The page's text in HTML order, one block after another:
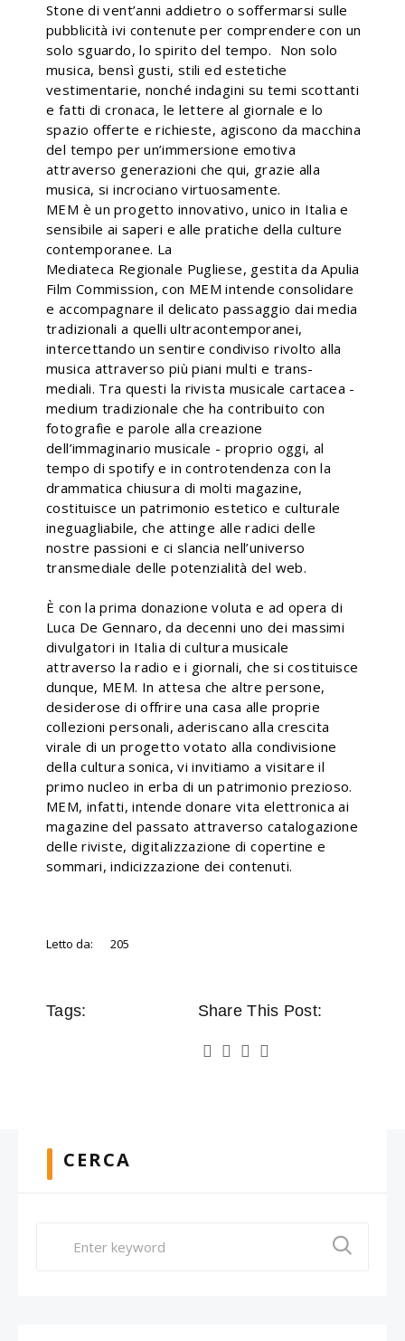
Stone di vent’anni addietro o soffermarsi sulle
pubblicità ivi contenute per comprendere con un
solo sguardo, lo spirito del tempo. Non solo
musica, bensì gusti, stili ed estetiche
vestimentarie, nonché indagini su temi scottanti
e fatti di cronaca, le lettere al giornale e lo
spazio offerte e richieste, agiscono da macchina
del tempo per un’immersione emotiva
attraverso generazioni che qui, grazie alla
musica, si incrociano virtuosamente.
MEM è un progetto innovativo, unico in Italia e
sensibile ai saperi e alle pratiche della culture
contemporanee. La
Mediateca Regionale Pugliese, gestita da Apulia
Film Commission, con MEM intende consolidare
e accompagnare il delicato passaggio dai media
tradizionali a quelli ultracontemporanei,
intercettando un sentire condiviso rivolto alla
musica attraverso più piani multi e trans-
mediali. Tra questi la rivista musicale cartacea -
medium tradizionale che ha contribuito con
fotografie e parole alla creazione
dell’immaginario musicale - proprio oggi, al
tempo di spotify e in controtendenza con la
drammatica chiusura di molti magazine,
costituisce un patrimonio estetico e culturale
ineguagliabile, che attinge alle radici delle
nostre passioni e ci slancia nell’universo
transmediale delle potenzialità del web.
È con la prima donazione voluta e ad opera di
Luca De Gennaro, da decenni uno dei massimi
divulgatori in Italia di cultura musicale
attraverso la radio e i giornali, che si costituisce
dunque, MEM. In attesa che altre persone,
desiderose di offrire una casa alle proprie
collezioni personali, aderiscano alla crescita
virale di un progetto votato alla condivisione
della cultura sonica, vi invitiamo a visitare il
primo nucleo in erba di un patrimonio prezioso.
MEM, infatti, intende donare vita elettronica ai
magazine del passato attraverso catalogazione
delle riviste, digitalizzazione di copertine e
sommari, indicizzazione dei contenuti.
Letto da: 205
Tags: Share This Post:
CERCA